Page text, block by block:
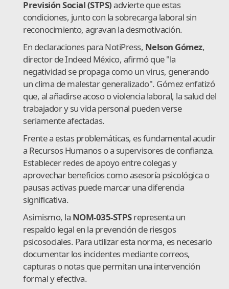
Previsión Social (STPS)advierte que estas
condiciones, junto con la sobrecarga laboral sin
reconocimiento, agravan la desmotivación.
En declaraciones para NotiPress, Nelson Gómez,
director de Indeed México, afirmó que "la
negatividad se propaga como un virus, generando
un clima de malestar generalizado". Gómez enfatizó
que, al añadirse acoso o violencia laboral, la salud del
trabajador y su vida personal pueden verse
seriamente afectadas.
Frente a estas problemáticas, es fundamental acudir
a Recursos Humanos o a supervisores de confianza.
Establecer redes de apoyo entre colegas y
aprovechar beneficios como asesoría psicológica o
pausas activas puede marcar una diferencia
significativa.
Asimismo, la NOM-035-STPSrepresenta un
respaldo legal en la prevención de riesgos
psicosociales. Para utilizar esta norma, es necesario
documentar los incidentes mediante correos,
capturas o notas que permitan una intervención
formal y efectiva.